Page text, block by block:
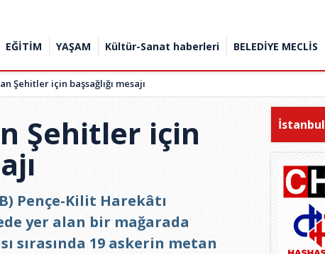
EĞİTİM YAŞAM Kültür-Sanat haberleri BELEDİYE MECLİS
Şehitler için başsağlığı mesajı
Şehitler için
Pençe-Kilit Harekâtı
yer alan bir mağarada
sırasında 19 askerin metan
İstanbul